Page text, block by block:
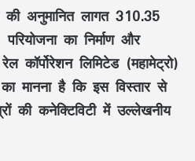
की अनुमानित लागत 310.35
का निर्माण और
कॉर्पोरेशन लिमिटेड (महामेट्रो)
का मानना है कि इस विस्तार से
की कनेक्टिविटी में उल्लेखनीय